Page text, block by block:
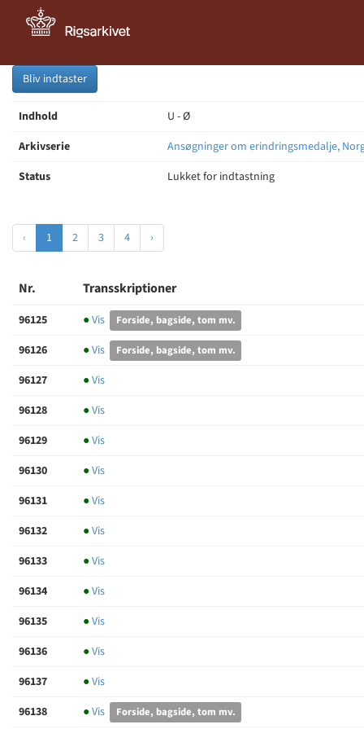
Bliv indtaster
Indhold
U - Ø
Arkivserie
Ansøgninger om erindringsmedalje,
Status
Lukket for indtastning
‹ 1 2 3 4 ›
Nr. Transskriptioner
96125 ●Vis Forside, bagside, tom mv.
96126 ●Vis Forside, bagside, tom mv.
96127 ●Vis
96128
●Vis
96129
●Vis
96130
●Vis
96131
●Vis
96132
●Vis
96133
●Vis
96134
●Vis
96135
●Vis
96136
●Vis
96137
●Vis
96138
●Vis Forside, bagside, tom mv.